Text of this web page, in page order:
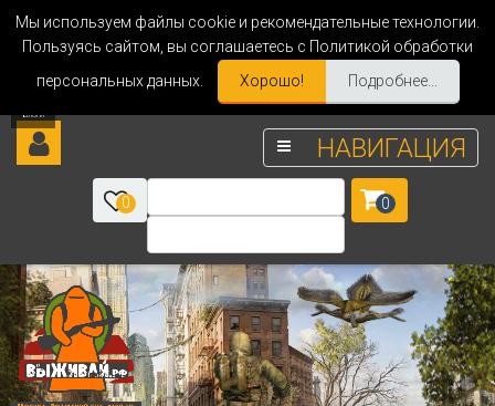
Мы используем файлы cookie и рекомендательные технологии.
Пользуясь сайтом, вы соглашаетесь с Политикой обработки
персональных данных.
Хорошо! Подробнее...
НАВИГАЦИЯ
0 0